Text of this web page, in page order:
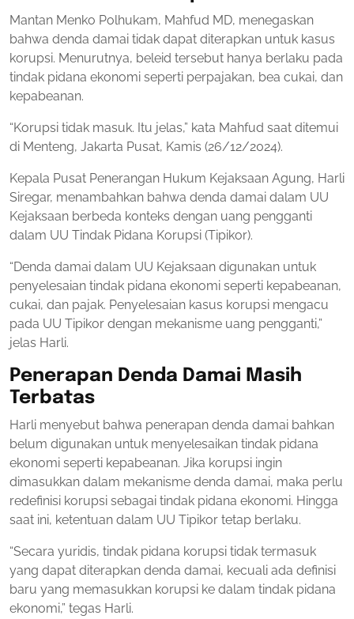
Mantan Menko Polhukam, Mahfud MD, menegaskan
bahwa denda damai tidak dapat diterapkan untuk kasus
korupsi. Menurutnya, beleid tersebut hanya berlaku pada
tindak pidana ekonomi seperti perpajakan, bea cukai, dan
kepabeanan.
“Korupsi tidak masuk. Itu jelas,” kata Mahfud saat ditemui
di Menteng, Jakarta Pusat, Kamis (26/12/2024).
Kepala Pusat Penerangan Hukum Kejaksaan Agung, Harli
Siregar, menambahkan bahwa denda damai dalam UU
Kejaksaan berbeda konteks dengan uang pengganti
dalam UU Tindak Pidana Korupsi (Tipikor).
“Denda damai dalam UU Kejaksaan digunakan untuk
penyelesaian tindak pidana ekonomi seperti kepabeanan,
cukai, dan pajak. Penyelesaian kasus korupsi mengacu
pada UU Tipikor dengan mekanisme uang pengganti,”
jelas Harli.
Penerapan Denda Damai Masih
Terbatas
Harli menyebut bahwa penerapan denda damai bahkan
belum digunakan untuk menyelesaikan tindak pidana
ekonomi seperti kepabeanan. Jika korupsi ingin
dimasukkan dalam mekanisme denda damai, maka perlu
redefinisi korupsi sebagai tindak pidana ekonomi. Hingga
saat ini, ketentuan dalam UU Tipikor tetap berlaku.
“Secara yuridis, tindak pidana korupsi tidak termasuk
yang dapat diterapkan denda damai, kecuali ada definisi
baru yang memasukkan korupsi ke dalam tindak pidana
ekonomi,” tegas Harli.